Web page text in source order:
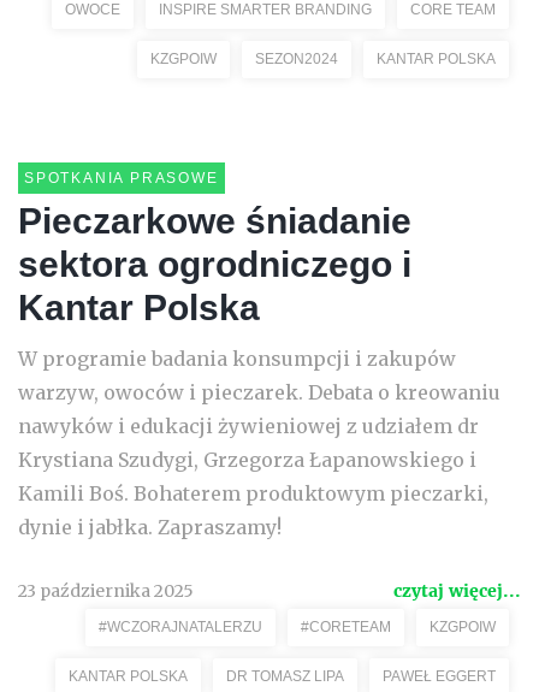
OWOCE INSPIRE SMARTER BRANDING CORE TEAM
KZGPOIW SEZON2024 KANTAR POLSKA
SPOTKANIA PRASOWE
Pieczarkowe śniadanie
sektora ogrodniczego i
Kantar Polska
W programie badania konsumpcji i zakupów
warzyw, owoców i pieczarek. Debata o kreowaniu
nawyków i edukacji żywieniowej z udziałem dr
Krystiana Szudygi, Grzegorza Łapanowskiego i
Kamili Boś. Bohaterem produktowym pieczarki,
dynie i jabłka. Zapraszamy!
23 października 2025 czytaj więcej...
#WCZORAJNATALERZU #CORETEAM KZGPOIW
KANTAR POLSKA DR TOMASZ LIPA PAWEŁ EGGERT